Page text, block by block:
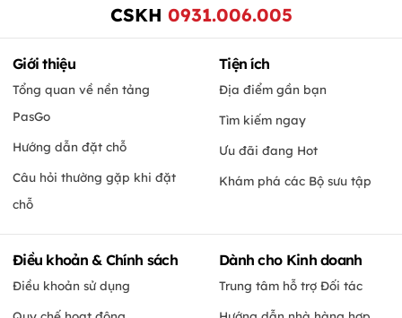
CSKH 0931.006.005
Giới thiệu
Tổng quan về nền tảng
PasGo
Hướng dẫn đặt chỗ
Câu hỏi thường gặp khi đặt
chỗ
Tiện ích
Địa điểm gần bạn
Tìm kiếm ngay
Ưu đãi đang Hot
Khám phá các Bộ sưu tập
Điều khoản & Chính sách
Điều khoản sử dụng
Dành cho Kinh doanh
Trung tâm hỗ trợ Đối tác